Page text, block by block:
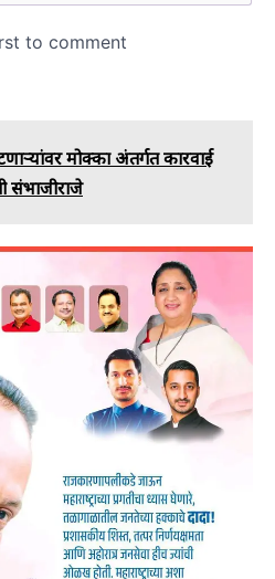
मोक्का अंतर्गत कारवाई
संभाजीराजे